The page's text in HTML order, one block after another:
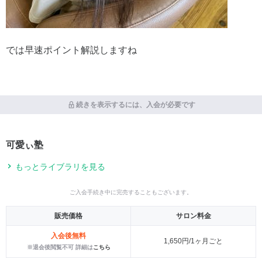
では早速ポイント解説しますね
続きを表示するには、入会が必要です
可愛ぃ塾
もっとライブラリを見る
ご入会手続き中に完売することもございます。
販売価格 サロン料金
入会後無料
※退会後閲覧不可 詳細はこちら
1,650円/1ヶ月ごと